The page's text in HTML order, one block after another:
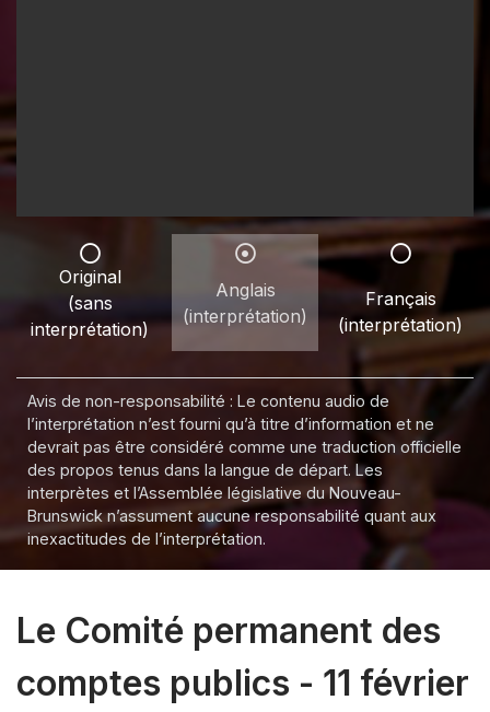
Original
(sans
interprétation)
Anglais
(interprétation)
Français
(interprétation)
Avis de non-responsabilité : Le contenu audio de
l’interprétation n’est fourni qu’à titre d’information et ne
devrait pas être considéré comme une traduction officielle
des propos tenus dans la langue de départ. Les
interprètes et l’Assemblée législative du Nouveau-
Brunswick n’assument aucune responsabilité quant aux
inexactitudes de l’interprétation.
Le Comité permanent des
comptes publics - 11 février